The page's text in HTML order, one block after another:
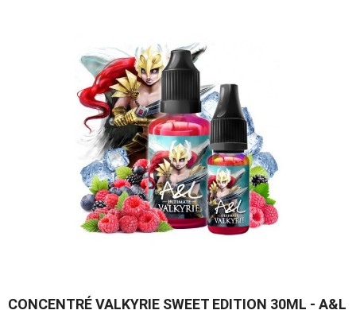
CONCENTRÉ VALKYRIE SWEET EDITION 30ML - A&L